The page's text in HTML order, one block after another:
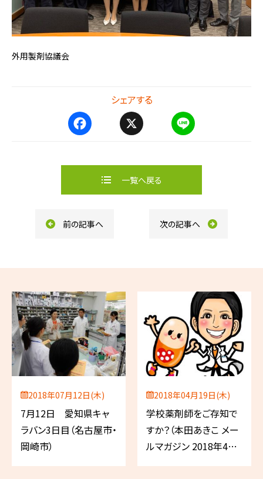
外用製剤協議会
シェアする
e
o
e
一覧へ戻る
前の記事へ 次の記事へ
2018年07月12日(木)
7月12日 愛知県キャ
ラバン3日目（名古屋市・
岡崎市）
2018年04月19日(木)
学校薬剤師をご存知で
すか？（本田あきこ メー
ルマガジン 2018年4月